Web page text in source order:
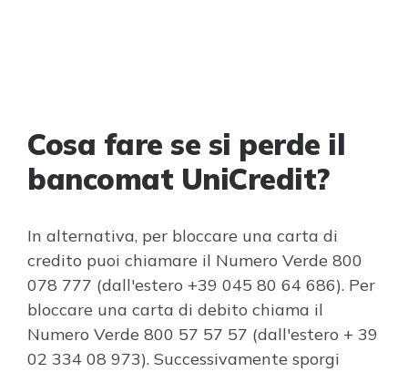
Cosa fare se si perde il
bancomat UniCredit?
In alternativa, per bloccare una carta di
credito puoi chiamare il Numero Verde 800
078 777 (dall'estero +39 045 80 64 686). Per
bloccare una carta di debito chiama il
Numero Verde 800 57 57 57 (dall'estero + 39
02 334 08 973). Successivamente sporgi